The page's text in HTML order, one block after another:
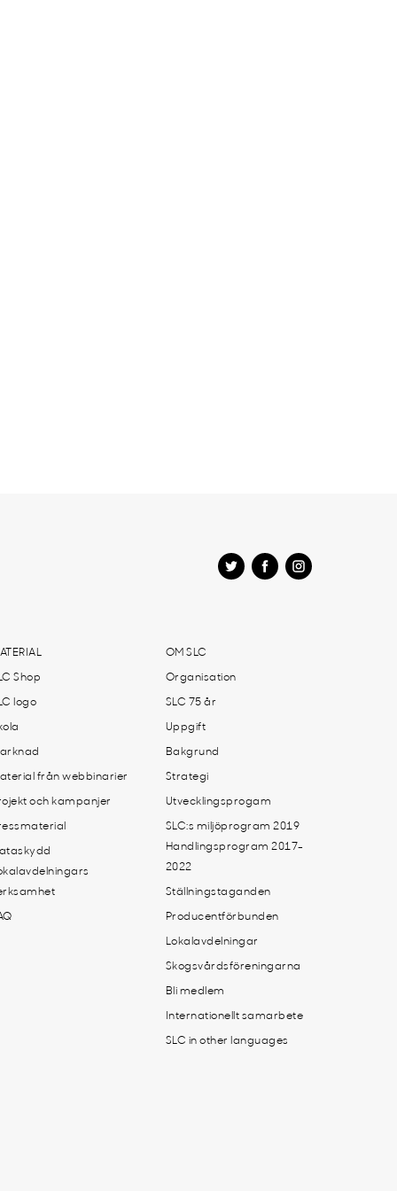
Shop
logo
från webbinarier
och kampanjer
OM SLC
Organisation
SLC 75 år
Uppgift
Bakgrund
Strategi
Utvecklingsprogam
SLC:s miljöprogram 2019
Handlingsprogram 2017-
2022
Ställningstaganden
Producentförbunden
Lokalavdelningar
Skogsvårdsföreningarna
Bli medlem
Internationellt samarbete
SLC in other languages